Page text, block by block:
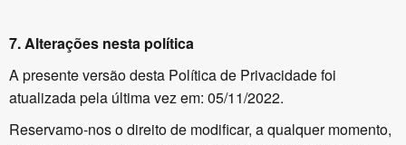
7. Alterações nesta política
A presente versão desta Política de Privacidade foi
atualizada pela última vez em: 05/11/2022.
Reservamo-nos o direito de modificar, a qualquer momento,